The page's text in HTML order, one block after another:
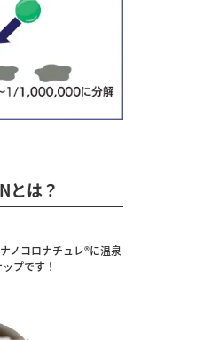
とは？
ノコロナチュレ®に温泉
プです！